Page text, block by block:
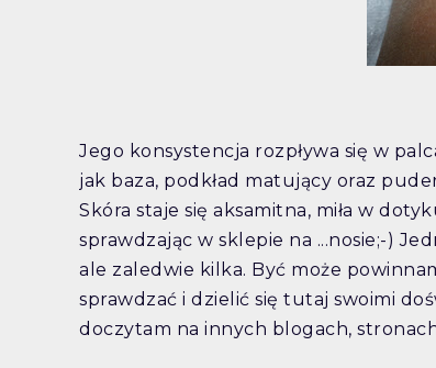
Jego konsystencja rozpływa się w
jak baza, podkład matujący oraz
Skóra staje się aksamitna, miła w
sprawdzając w sklepie na ...nosie;-)
ale zaledwie kilka. Być może
sprawdzać i dzielić się tutaj swoimi
doczytam na innych blogach,